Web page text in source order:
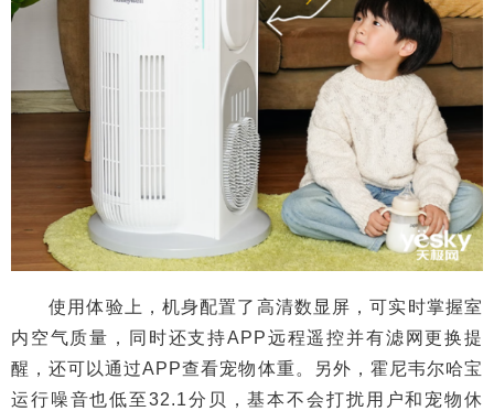
使用体验上，机身配置了高清数显屏，可实时掌握室
内空气质量，同时还支持APP远程遥控并有滤网更换提
醒，还可以通过APP查看宠物体重。另外，霍尼韦尔哈宝
运行噪音也低至32.1分贝，基本不会打扰用户和宠物休